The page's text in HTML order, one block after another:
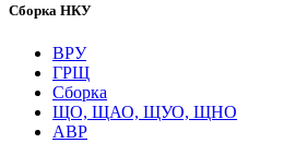
Сборка НКУ
ВРУ
ГРЩ
Сборка
ЩО, ЩАО, ЩУО, ЩНО
АВР